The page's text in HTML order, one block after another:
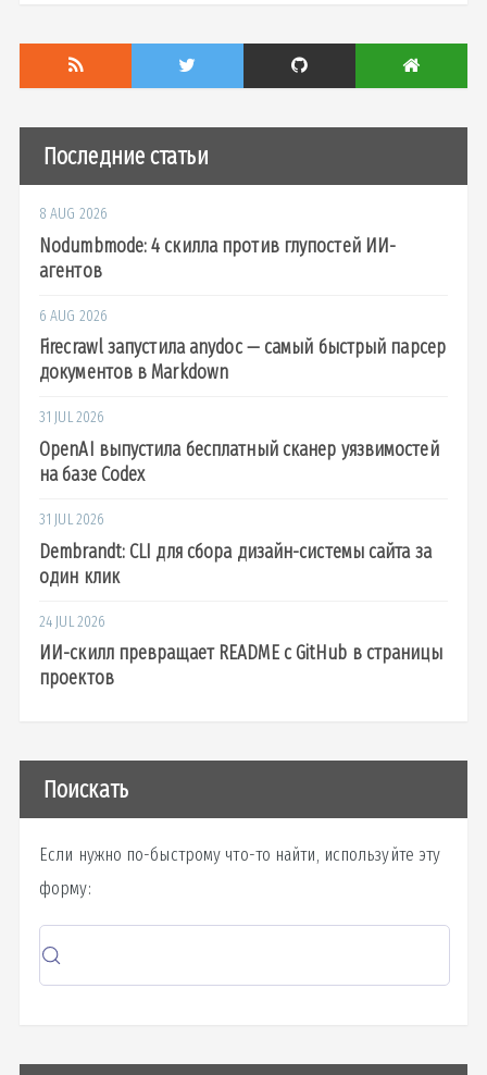
Последние статьи
8 AUG 2026
Nodumbmode: 4 скилла против глупостей ИИ-
агентов
6 AUG 2026
Firecrawl запустила anydoc — самый быстрый парсер
документов в Markdown
31 JUL 2026
OpenAI выпустила бесплатный сканер уязвимостей
на базе Codex
31 JUL 2026
Dembrandt: CLI для сбора дизайн-системы сайта за
один клик
24 JUL 2026
ИИ-скилл превращает README с GitHub в страницы
проектов
Поискать
Если нужно по-быстрому что-то найти, используйте эту
форму: